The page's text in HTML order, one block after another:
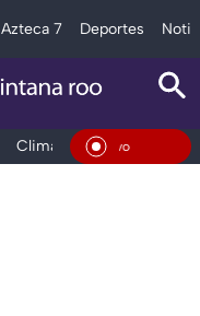
Azteca 7 Deportes
Clima Tráfico En